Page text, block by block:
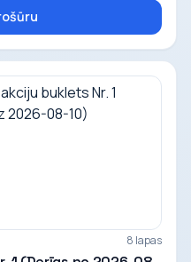
8 lapas